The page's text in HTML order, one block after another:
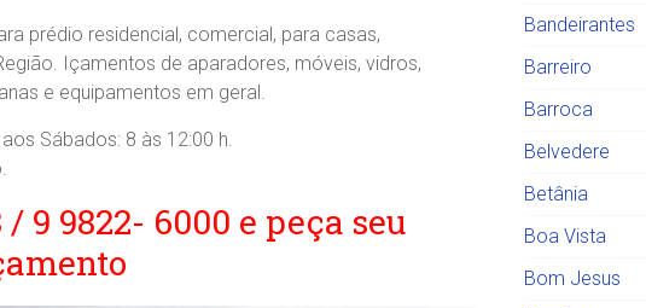
prédio residencial, comercial, para casas,
Içamentos de aparadores, móveis, vidros,
e equipamentos em geral.
Sábados: 8 às 12:00 h.
9 9822- 6000 e peça seu
Bandeirantes
Barreiro
Barroca
Belvedere
Betânia
Boa Vista
Bom Jesus